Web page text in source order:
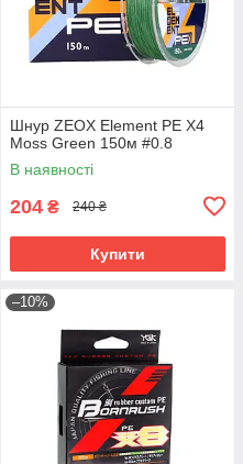
Шнур ZEOX Element PE X4
Moss Green 150м #0.8
В наявності
204 ₴ 240 ₴
Купити
–10%